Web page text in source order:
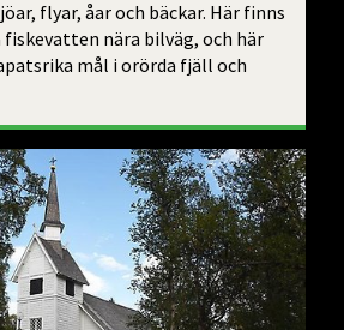
flyar, åar och bäckar. Här finns
nära bilväg, och här
mål i orörda fjäll och